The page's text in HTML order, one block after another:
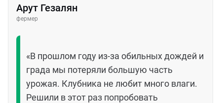
Арут Гезалян
фермер
«В прошлом году из-за обильных дождей и
града мы потеряли большую часть
урожая. Клубника не любит много влаги.
Решили в этот раз попробовать